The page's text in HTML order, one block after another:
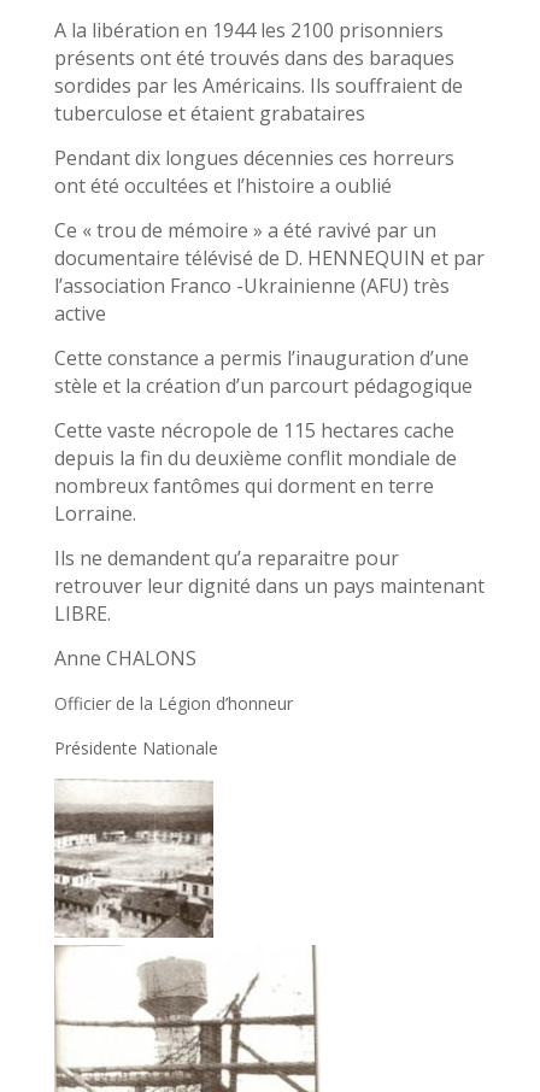
A la libération en 1944 les 2100 prisonniers
présents ont été trouvés dans des baraques
sordides par les Américains. Ils souffraient de
tuberculose et étaient grabataires
Pendant dix longues décennies ces horreurs
ont été occultées et l’histoire a oublié
Ce « trou de mémoire » a été ravivé par un
documentaire télévisé de D. HENNEQUIN et par
l’association Franco -Ukrainienne (AFU) très
active
Cette constance a permis l’inauguration d’une
stèle et la création d’un parcourt pédagogique
Cette vaste nécropole de 115 hectares cache
depuis la fin du deuxième conflit mondiale de
nombreux fantômes qui dorment en terre
Lorraine.
Ils ne demandent qu’a reparaitre pour
retrouver leur dignité dans un pays maintenant
LIBRE.
Anne CHALONS
Officier de la Légion d’honneur
Présidente Nationale